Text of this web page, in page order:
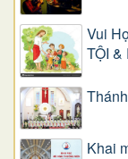
Vui
TỘI &
Khai